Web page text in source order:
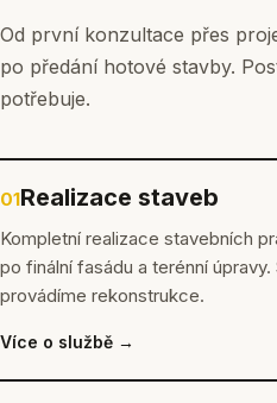
Od první konzultace přes
po předání hotové stavby.
potřebuje.
01Realizace staveb
Kompletní realizace stavebních
po finální fasádu a terénní
provádíme rekonstrukce.
Více o službě →